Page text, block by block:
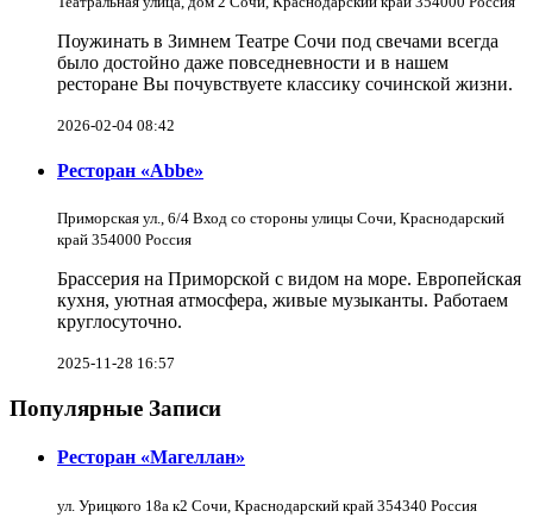
Поужинать в Зимнем Театре Сочи под свечами всегда
было достойно даже повседневности и в нашем
ресторане Вы почувствуете классику сочинской жизни.
2026-02-04 08:42
Ресторан «Abbe»
Приморская ул., 6/4 Вход со стороны улицы Сочи, Краснодарский
край 354000 Россия
Брассерия на Приморской с видом на море. Европейская
кухня, уютная атмосфера, живые музыканты. Работаем
круглосуточно.
2025-11-28 16:57
Популярные Записи
Ресторан «Магеллан»
ул. Урицкого 18а к2 Сочи, Краснодарский край 354340 Россия